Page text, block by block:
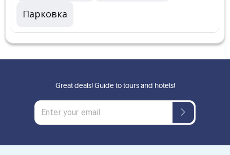
Парковка
Great deals! Guide to tours and hotels!